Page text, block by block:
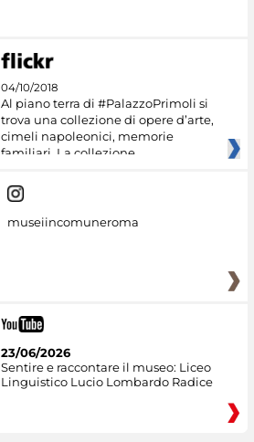
04/10/2018
Al piano terra di #PalazzoPrimoli si
trova una collezione di opere d’arte,
cimeli napoleonici, memorie
familiari. La collezione
museiincomuneroma
23/06/2026
Sentire e raccontare il museo: Liceo
Linguistico Lucio Lombardo Radice